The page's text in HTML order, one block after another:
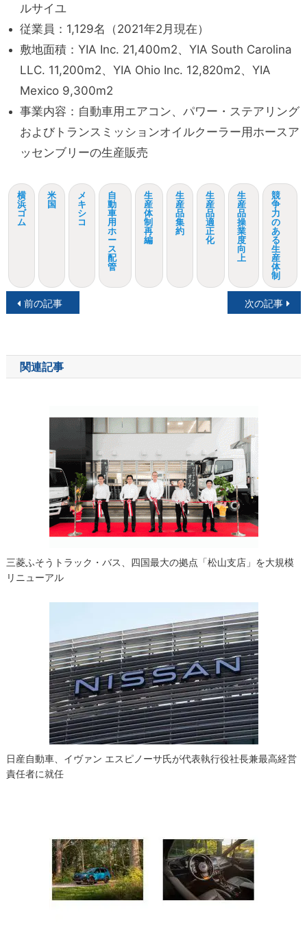
ルサイユ
従業員：1,129名（2021年2月現在）
敷地面積：YIA Inc. 21,400m2、YIA South Carolina
LLC. 11,200m2、YIA Ohio Inc. 12,820m2、YIA
Mexico 9,300m2
事業内容：自動車用エアコン、パワー・ステアリング
およびトランスミッションオイルクーラー用ホースア
ッセンブリーの生産販売
横
浜
ゴ
ム
米
国
メ
キ
シ
コ
自
動
車
用
ホ
ー
ス
配
管
生
産
体
制
再
編
生
産
品
集
約
生
産
品
適
正
化
生
産
品
操
業
度
向
上
競
争
力
の
あ
る
生
産
体
制
投
ナ
ビ
前の記事 次の記事
関連記事
三菱ふそうトラック・バス、四国最大の拠点「松山支店」を大規模
リニューアル
日産自動車、イヴァン エスピノーサ氏が代表執行役社長兼最高経営
責任者に就任